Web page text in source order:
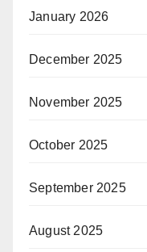
January 2026
December 2025
November 2025
October 2025
September 2025
August 2025